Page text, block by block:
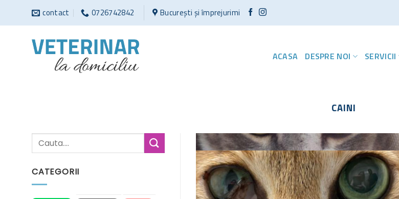
contact 0726742842 București și împrejurimi
ACASA DESPRE NOI SERVICII
CAINI
CATEGORII